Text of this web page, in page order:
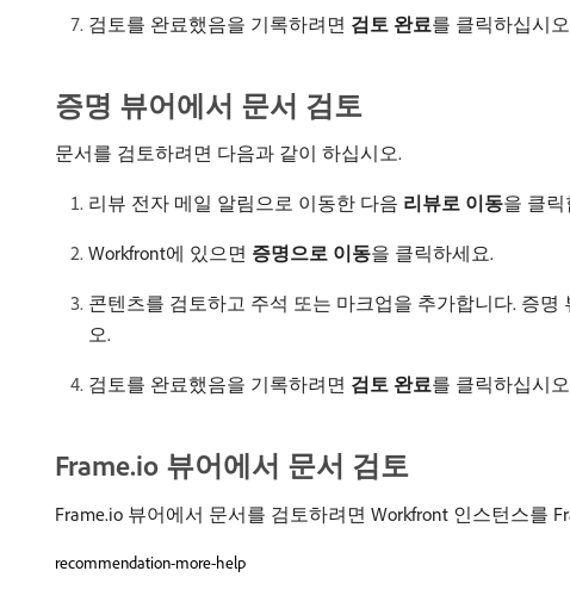
검토를 완료했음을 기록하려면 검토 완료를 클릭하십시
증명 뷰어에서 문서 검토
문서를 검토하려면 다음과 같이 하십시오.
리뷰 전자 메일 알림으로 이동한 다음 리뷰로 이동을 클릭
Workfront에 있으면 증명으로 이동​을 클릭하세요.
콘텐츠를 검토하고 주석 또는 마크업을 추가합니다. 증
오.
검토를 완료했음을 기록하려면 검토 완료를 클릭하십시
Frame.io 뷰어에서 문서 검토
Frame.io 뷰어에서 문서를 검토하려면 Workfront 인스턴스를
recommendation-more-help